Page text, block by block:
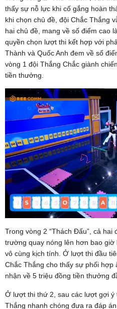
thấy sự nỗ lực khi cố gắng hoàn
khi chọn chủ đề, đội Chắc Thắng
hai chủ đề, mang về số điểm cao
quyền chọn lượt thi kết hợp với
Thành và Quốc Anh đem về số
vòng 1 đội Thắng Chắc giành
tiền thưởng.
Trong vòng 2 “Thách Đấu”, cả hai
trường quay nóng lên hơn bao
vô cùng kịch tính. Ở lượt thi đầu
Chắc Thắng cho thấy sự phối hợp
nhận về 5 triệu đồng tiền thưởng
Ở lượt thi thứ 2, sau các lượt gợi
Thắng nhanh chóng đưa ra đáp